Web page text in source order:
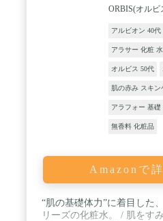
ORBIS(オルビ
アルビオン 40代
アラサー 化粧 水
オルビス 50代
肌の赤み スキン
アラフォー 基礎
無香料 化粧品
Amazonで
“肌の基礎体力”に着目した
リーズの化粧水。 / 肌をす